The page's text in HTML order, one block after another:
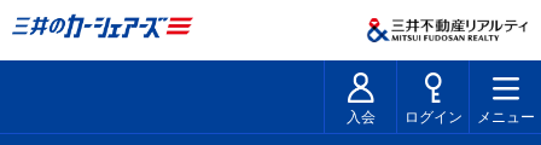
入会 ログイン メニュー